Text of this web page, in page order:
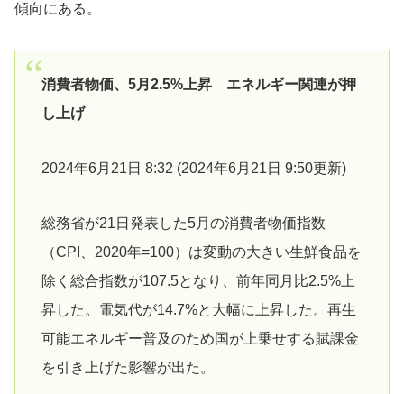
傾向にある。
消費者物価、5月2.5%上昇 エネルギー関連が押
し上げ
2024年6月21日 8:32 (2024年6月21日 9:50更新)
総務省が21日発表した5月の消費者物価指数
（CPI、2020年=100）は変動の大きい生鮮食品を
除く総合指数が107.5となり、前年同月比2.5%上
昇した。電気代が14.7%と大幅に上昇した。再生
可能エネルギー普及のため国が上乗せする賦課金
を引き上げた影響が出た。